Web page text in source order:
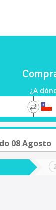
¿A
*
08 Agosto